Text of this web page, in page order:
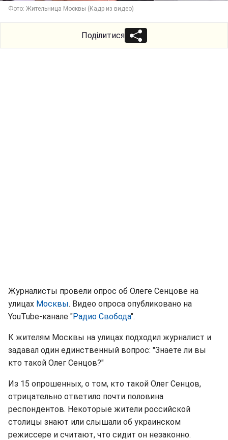
Фото: Жительница Москвы (Кадр из видео)
Поділитися
Журналисты провели опрос об Олеге Сенцове на
улицах Москвы. Видео опроса опубликовано на
YouTube-канале "Радио Свобода".
К жителям Москвы на улицах подходил журналист и
задавал один единственный вопрос: "Знаете ли вы
кто такой Олег Сенцов?"
Из 15 опрошенных, о том, кто такой Олег Сенцов,
отрицательно ответило почти половина
респондентов. Некоторые жители российской
столицы знают или слышали об украинском
режиссере и считают, что сидит он незаконно.